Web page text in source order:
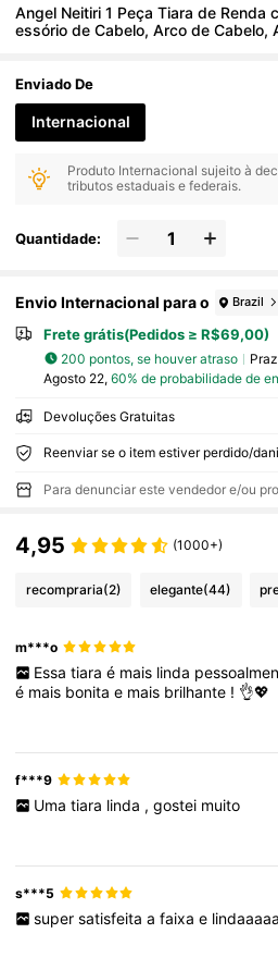
Angel Neitiri 1 Peça Tiara de Renda
essório de Cabelo, Arco de Cabelo,
Enviado De
Internacional
Produto Internacional sujeito à
tributos estaduais e federais.
Quantidade:
Envio Internacional para o Brazil
Frete grátis(Pedidos ≥ R$69,00)
200 pontos, se houver atraso
Agosto 22, 60% de probabilidade de
Devoluções Gratuitas
Para denunciar este vendedor e/ou
4,95 (1000+)
recompraria(2) elegante(44)
m***o
Essa tiara é mais linda
é mais bonitae mais brilhante ! 👌💖
f***9
Uma tiara linda , gostei muito
s***5
super satisfeita a faixa e